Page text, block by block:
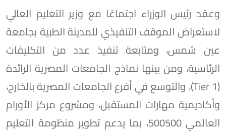
وعقد رئيس الوزراء اجتماعًا مع وزير التعليم العالي
لاستعراض الموقف التنفيذي للمدينة الطبية بجامعة
عين شمس، ومتابعة تنفيذ عدد من التكليفات
الرئاسية، ومن بينها نماذج الجامعات المصرية الرائدة
(Tier 1)، والتوسع في أفرع الجامعات المصرية بالخارج،
وأكاديمية مهارات المستقبل، ومشروع مركز الأورام
العالمي 500500، بما يدعم تطوير منظومة التعليم